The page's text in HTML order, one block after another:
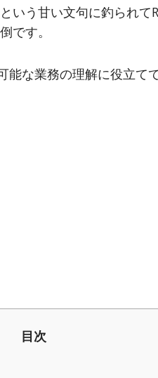
いう甘い文句に釣られて
です。
な業務の理解に役立て
目次